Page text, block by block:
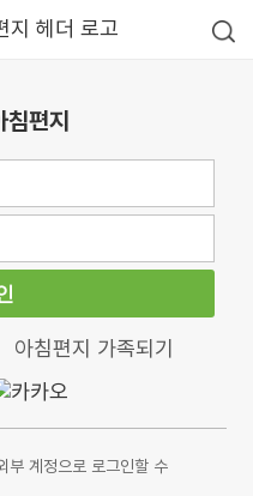
편지
아침편지 가족되기
부 계정으로 로그인할 수